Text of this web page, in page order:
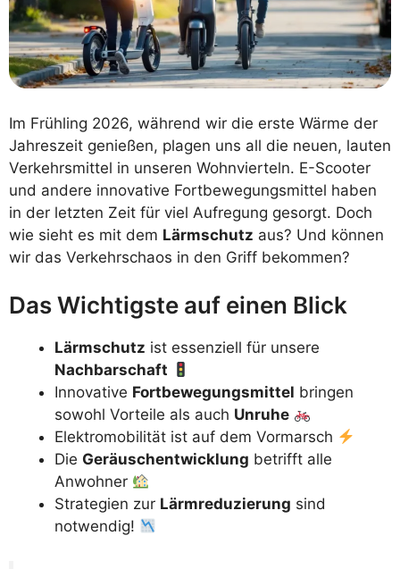
Im Frühling 2026, während wir die erste Wärme der
Jahreszeit genießen, plagen uns all die neuen, lauten
Verkehrsmittel in unseren Wohnvierteln. E-Scooter
und andere innovative Fortbewegungsmittel haben
in der letzten Zeit für viel Aufregung gesorgt. Doch
wie sieht es mit dem Lärmschutz aus? Und können
wir das Verkehrschaos in den Griff bekommen?
Das Wichtigste auf einen Blick
Lärmschutz ist essenziell für unsere
Nachbarschaft
Innovative Fortbewegungsmittel bringen
sowohl Vorteile als auch Unruhe
Elektromobilität ist auf dem Vormarsch
Die Geräuschentwicklung betrifft alle
Anwohner
Strategien zur Lärmreduzierung sind
notwendig!